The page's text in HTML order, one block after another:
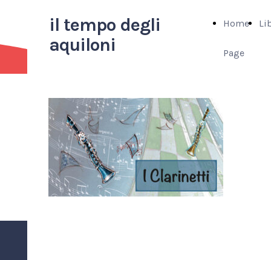
il tempo degli
aquiloni
Home
Page